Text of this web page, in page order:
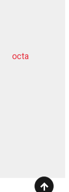
octa
dziļurbums